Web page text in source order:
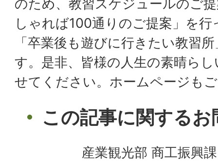
のため、教習スケジュールのご
しゃれば100通りのご提案」を
「卒業後も遊びに行きたい教習
す。是非、皆様の人生の素晴ら
せてください。ホームページも
この記事に関する
産業観光部 商工振興